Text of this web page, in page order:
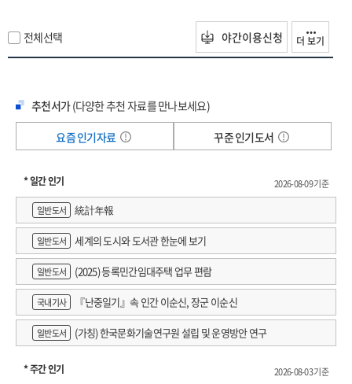
전체선택 야간이용신청 더 보기
추천서가(다양한 추천 자료를 만나보세요)
요즘 인기자료
꾸준 인기도서
* 일간 인기
2026-08-09 기준
일반도서
統計年報
일반도서 세계의 도시와 도서관 한눈에 보기
일반도서 (2025) 등록민간임대주택 업무 편람
국내기사 『난중일기』속 인간 이순신, 장군 이순신
일반도서 (가칭) 한국문화기술연구원 설립 및 운영방안 연구
* 주간 인기
2026-08-03 기준